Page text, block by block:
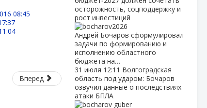
08:45
Вперед
осторожность, соцподдержку и
рост инвестиций
Андрей Бочаров сформулировал
задачи по формированию и
исполнению областного
бюджета на…
31 июля 12:11 Волгоградская
область под ударом: Бочаров
озвучил данные о последствиях
атаки БПЛА